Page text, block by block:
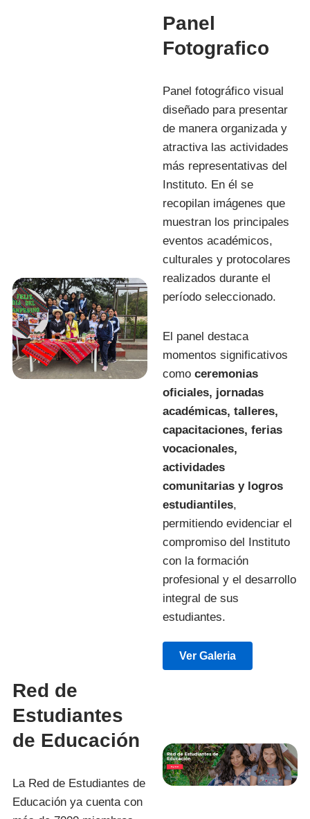
Panel
Fotografico
Panel fotográfico visual
diseñado para presentar
de manera organizada y
atractiva las actividades
más representativas del
Instituto. En él se
recopilan imágenes que
muestran los principales
eventos académicos,
culturales y protocolares
realizados durante el
período seleccionado.
El panel destaca
momentos significativos
como ceremonias
oficiales, jornadas
académicas, talleres,
capacitaciones, ferias
vocacionales,
actividades
comunitarias y logros
estudiantiles,
permitiendo evidenciar el
compromiso del Instituto
con la formación
profesional y el desarrollo
integral de sus
estudiantes.
Ver Galeria
Red de
Estudiantes
de Educación
La Red de Estudiantes de
Educación ya cuenta con